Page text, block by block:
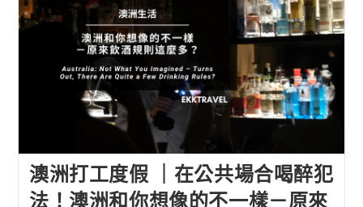
澳洲打工度假 ｜在公共場合喝醉犯
法！澳洲和你想像的不一樣－原來